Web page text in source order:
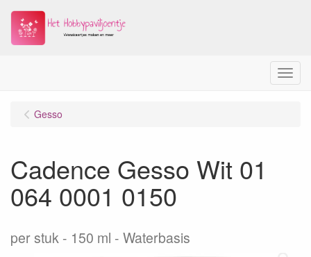
Menu
Gesso
Cadence Gesso Wit 01
064 0001 0150
per stuk 150 ml - Waterbasis